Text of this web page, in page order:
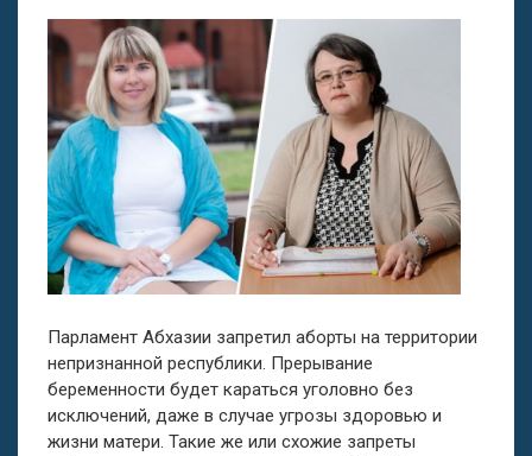
Парламент Абхазии запретил аборты на территории
непризнанной республики. Прерывание
беременности будет караться уголовно без
исключений, даже в случае угрозы здоровью и
жизни матери. Такие же или схожие запреты